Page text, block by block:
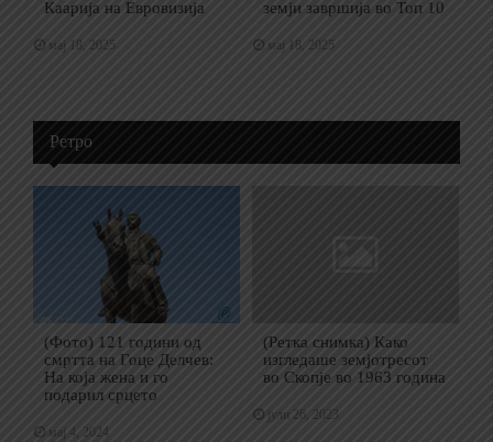
Каарија на Евровизија
мај 18, 2025
земји завршија во Топ 10
мај 18, 2025
Ретро
(Фото) 121 години од
смртта на Гоце Делчев:
На која жена и го
подарил срцето
мај 4, 2024
(Ретка снимка) Како
изгледаше земјотресот
во Скопје во 1963 година
јули 26, 2023